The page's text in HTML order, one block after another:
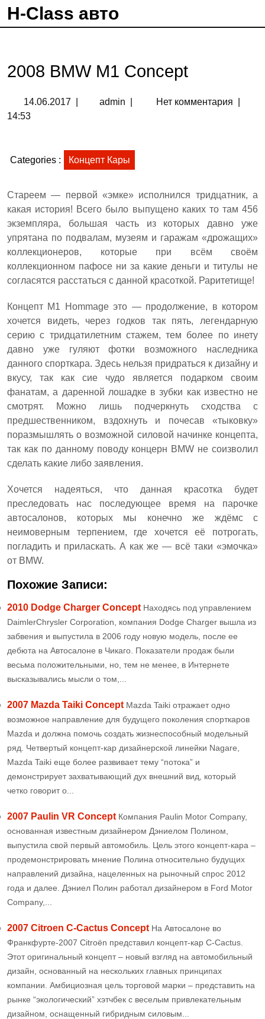
H-Class авто
2008 BMW M1 Concept
14.06.2017 admin Нет комментария
14:53
Categories : Концепт Кары
Стареем — первой «эмке» исполнился тридцатник, а
какая история! Всего было выпущено каких то там 456
экземпляра, большая часть из которых давно уже
упрятана по подвалам, музеям и гаражам «дрожащих»
коллекционеров, которые при всём своём
коллекционном пафосе ни за какие деньги и титулы не
согласятся расстаться с данной красоткой. Раритетище!
Концепт M1 Hommage это — продолжение, в котором
хочется видеть, через годков так пять, легендарную
серию с тридцатилетним стажем, тем более по инету
давно уже гуляют фотки возможного наследника
данного спорткара. Здесь нельзя придраться к дизайну и
вкусу, так как сие чудо является подарком своим
фанатам, а даренной лошадке в зубки как известно не
смотрят. Можно лишь подчеркнуть сходства с
предшественником, вздохнуть и почесав «тыковку»
поразмышлять о возможной силовой начинке концепта,
так как по данному поводу концерн BMW не соизволил
сделать какие либо заявления.
Хочется надеяться, что данная красотка будет
преследовать нас последующее время на парочке
автосалонов, которых мы конечно же ждёмс с
неимоверным терпением, где хочется её потрогать,
погладить и приласкать. А как же — всё таки «эмочка»
от BMW.
Похожие Записи:
2010 Dodge Charger Concept Находясь под управлением
DaimlerChrysler Corporation, компания Dodge Charger вышла из
забвения и выпустила в 2006 году новую модель, после ее
дебюта на Автосалоне в Чикаго. Показатели продаж были
весьма положительными, но, тем не менее, в Интернете
высказывались мысли о том,...
2007 Mazda Taiki Concept Mazda Taiki отражает одно
возможное направление для будущего поколения спорткаров
Mazda и должна помочь создать жизнеспособный модельный
ряд. Четвертый концепт-кар дизайнерской линейки Nagare,
Mazda Taiki еще более развивает тему “потока” и
демонстрирует захватывающий дух внешний вид, который
четко говорит о...
2007 Paulin VR Concept Компания Paulin Motor Company,
основанная известным дизайнером Дэниелом Полином,
выпустила свой первый автомобиль. Цель этого концепт-кара –
продемонстрировать мнение Полина относительно будущих
направлений дизайна, нацеленных на рыночный спрос 2012
года и далее. Дэниел Полин работал дизайнером в Ford Motor
Company,...
2007 Citroen C-Cactus Concept На Автосалоне во
Франкфурте-2007 Citroёn представил концепт-кар C-Cactus.
Этот оригинальный концепт – новый взгляд на автомобильный
дизайн, основанный на нескольких главных принципах
компании. Амбициозная цель торговой марки – представить на
рынке “экологический” хэтчбек с веселым привлекательным
дизайном, оснащенный гибридным силовым...